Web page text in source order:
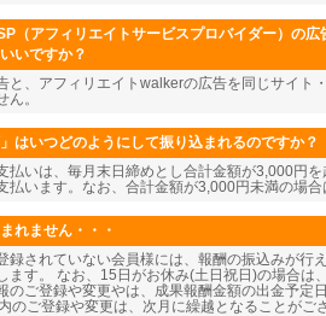
（アフィリエイトサービスプロバイダー）の
いですか？
と、アフィリエイトwalkerの広告を同じサイト
ん。
」はいつどのようにして振り込まれるのですか？
払いは、毎月末日締めとし合計金額が3,000円
払います。なお、合計金額が3,000円未満の場
れません・・・
録されていない会員様には、報酬の振込みが行
ます。 なお、15日がお休み(土日祝日)の場合は
のご登録や変更やは、成果報酬金額の出金予定
のご登録や変更は、次月に繰越となることがご